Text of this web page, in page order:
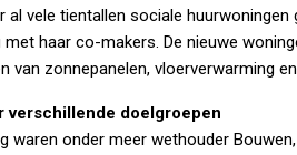
al vele tientallen sociale
haar co-makers. De nieuwe
van zonnepanelen, vloerverwarming
verschillende doelgroepen
waren onder meer wethouder